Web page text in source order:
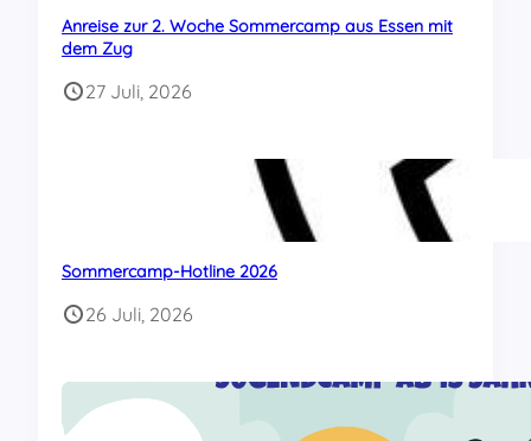
Anreise zur 2. Woche Sommercamp aus Essen mit
dem Zug
27 Juli, 2026
Sommercamp-Hotline 2026
26 Juli, 2026